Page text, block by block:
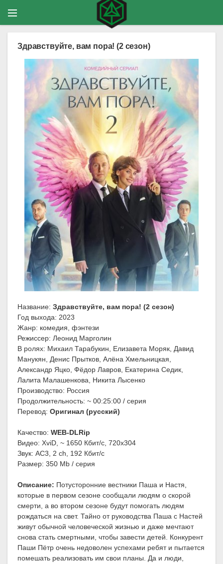
Здравствуйте, вам пора! (2 сезон)
Название: Здравствуйте, вам пора! (2 сезон)
Год выхода: 2023
Жанр: комедия, фэнтези
Режиссер: Леонид Марголин
В ролях: Михаил Тарабукин, Елизавета Моряк, Давид
Манукян, Денис Прытков, Алёна Хмельницкая,
Александр Яцко, Фёдор Лавров, Екатерина Седик,
Лалита Малашенкова, Никита Лысенко
Производство: Россия
Продолжительность: ~ 00:25:00 / серия
Перевод: Оригинал (русский)
Качество: WEB-DLRip
Видео: XviD, ~ 1650 Кбит/с, 720x304
Звук: AC3, 2 ch, 192 Кбит/с
Размер: 350 Mb / серия
Описание: Потусторонние вестники Паша и Настя,
которые в первом сезоне сообщали людям о скорой
смерти, а во втором сезоне будут помогать людям
рождаться на свет. Тайно от руководства Паша с Настей
живут обычной человеческой жизнью и даже мечтают
снова стать смертными, чтобы завести детей. Конкурент
Паши Пётр очень недоволен успехами ребят и пытается
помешать реализовать им свои планы. Да и люди,